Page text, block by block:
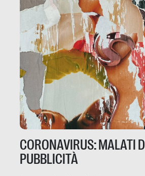
CORONAVIRUS: MALATI DI
PUBBLICITÀ